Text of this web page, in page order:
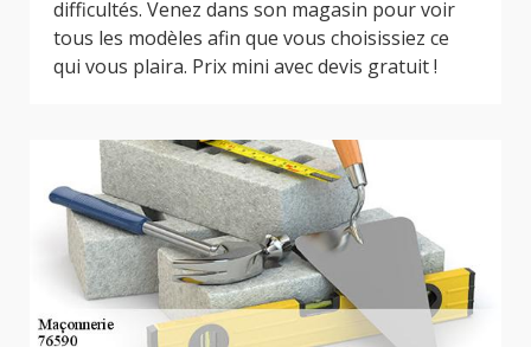
difficultés. Venez dans son magasin pour voir
tous les modèles afin que vous choisissiez ce
qui vous plaira. Prix mini avec devis gratuit !